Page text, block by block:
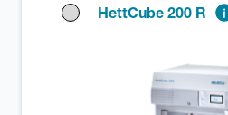
HettCube 200 R